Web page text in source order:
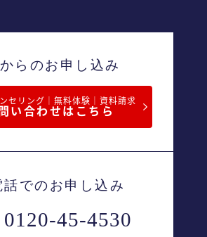
らのお申し込み
セリング｜無料体験｜資料請求
い合わせはこちら
話でのお申し込み
0120-45-4530